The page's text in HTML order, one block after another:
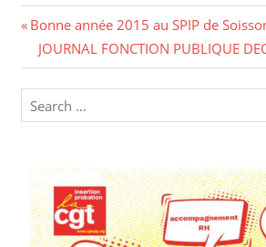
Navigation
de
l’article
Previous
Post:
Bonne année 2015 au SPIP de
Next
Post:
JOURNAL FONCTION PUBLIQUE